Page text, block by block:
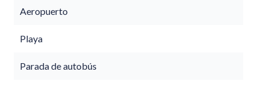
Aeropuerto
Playa
Parada de autobús